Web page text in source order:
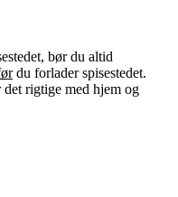
bør du altid
du forlader spisestedet.
rigtige med hjem og